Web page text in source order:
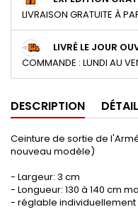
LIVRAISON GRATUITE À
LIVRÉ LE JOUR
COMMANDE : LUNDI AU
DESCRIPTION
Ceinture de sortie de
nouveau modèle)
- Largeur: 3 cm
- Longueur: 130 à 140 cm
- réglable individuellement